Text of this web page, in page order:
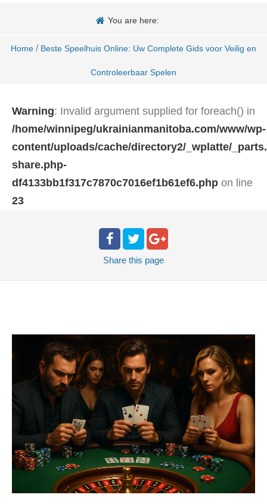
You are here:
Home / Beste Speelhuis Online: Uw Complete Gids voor Veilig en
Controleerbaar Spelen
Warning: Invalid argument supplied for foreach() in
/home/winnipeg/ukrainianmanitoba.com/www/wp-
content/uploads/cache/directory2/_wplatte/
share.php-
df4133bb1f317c7870c7016ef1b61ef6.php on line
23
Share this page